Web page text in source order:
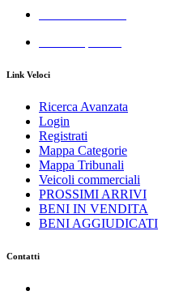
Link Veloci
Ricerca Avanzata
Login
Registrati
Mappa Categorie
Mappa Tribunali
Veicoli commerciali
PROSSIMI ARRIVI
BENI IN VENDITA
BENI AGGIUDICATI
Contatti